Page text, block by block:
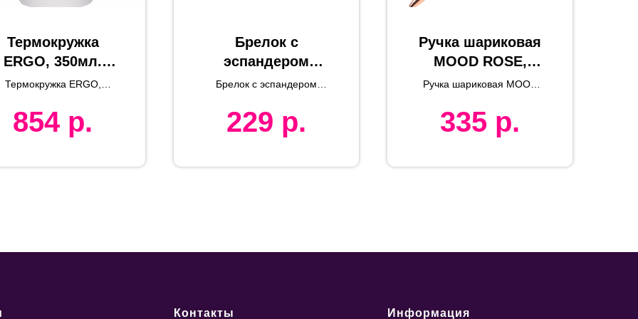
Термокружка
ERGO, 350мл.
белый,
сталь, пластик
Термокружка ERGO,
854 р.
Брелок с
эспандером
"WORKOUT",
7х2см,силикон,
текстиль
Брелок с эспандером
229 р.
Ручка шариковая
MOOD ROSE,
белый, пластик,
Ручка шариковая MOOD
335 р.
Контакты Информация